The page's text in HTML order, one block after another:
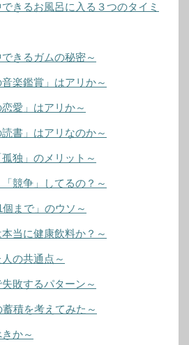
きるお風呂に入る３つのタイミ
きるガムの秘密～
楽鑑賞」はアリか～
愛」はアリか～
書」はアリなのか～
独」のメリット～
競争」してるの？～
まで」のウソ～
当に健康飲料か？～
の共通点～
敗するパターン～
積を考えてみた～
か～